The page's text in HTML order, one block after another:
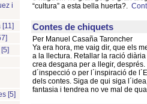
i
[5]
“cultura” a esta bella huerta?.
Contes de chiquets
Per Manuel Casaña Taroncher
Ya era hora, me vaig dir, que els
a la llectura. Retallar la ració
crea desgana per a llegir,
d´inspecció o per l´inspiració de
dels contes. Siga de qui siga
fantasia i tendrea no ve mal de